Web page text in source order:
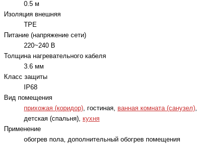
0.5 м
Изоляция внешняя
TPE
Питание (напряжение сети)
220~240 В
Толщина нагревательного кабеля
3.6 мм
Класс защиты
IP68
Вид помещения
прихожая (коридор), гостиная, ванная комната (санузел),
детская (спальня), кухня
Применение
обогрев пола, дополнительный обогрев помещения